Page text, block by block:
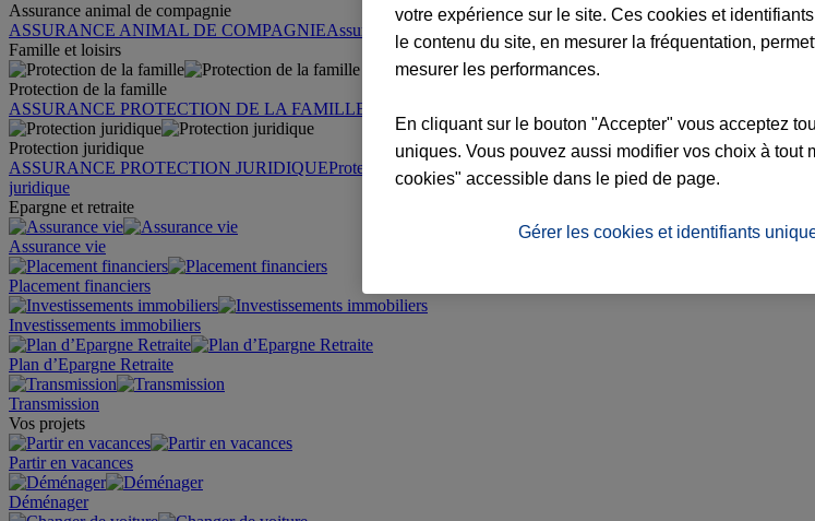
Assurance animal de compagnie
ASSURANCE ANIMAL DE COMPAGNIEAssurance chien Assurance chat
Conseils animal de compagnie
Famille et loisirs
Protection de la famille
ASSURANCE PROTECTION DE LA FAMILLE
Protection juridique
ASSURANCE PROTECTION JURIDIQUEProtection juridique particuliers Protection juridique immobilière
juridique
Epargne et retraite
Assurance vie
Placement financiers
Investissements immobiliers
Plan d’Epargne Retraite
Transmission
Vos projets
Partir en vacances
Déménager
votre expérience sur le site. Ces cookies et
le contenu du site, en mesurer la fréquentation,
mesurer les performances.
En cliquant sur le bouton "Accepter" vous acceptez
uniques. Vous pouvez aussi modifier vos choix à tout
cookies" accessible dans le pied de page.
Gérer les cookies et identifiants